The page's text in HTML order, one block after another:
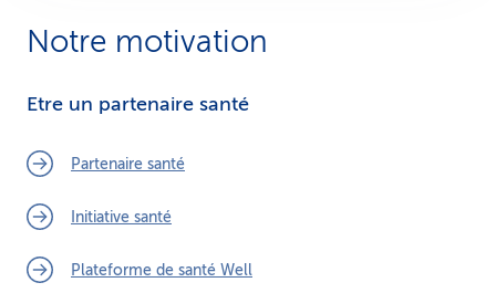
Notre motivation
Etre un partenaire santé
Partenaire santé
Initiative santé
Plateforme de santé Well